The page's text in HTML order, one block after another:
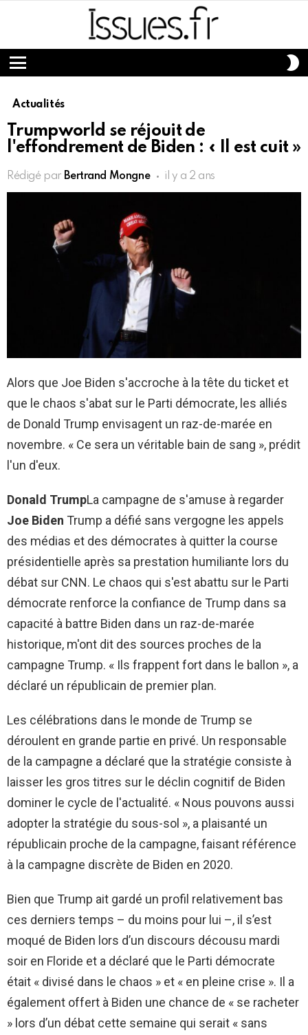
Menu
Actualités
Trumpworld se réjouit de
l'effondrement de Biden : « Il est cuit »
Rédigé par Bertrand Mongne il y a 2 ans
Alors que Joe Biden s'accroche à la tête du ticket et
que le chaos s'abat sur le Parti démocrate, les alliés
de Donald Trump envisagent un raz-de-marée en
novembre. « Ce sera un véritable bain de sang », prédit
l'un d'eux.
Donald TrumpLa campagne de s'amuse à regarder
Joe Biden Trump a défié sans vergogne les appels
des médias et des démocrates à quitter la course
présidentielle après sa prestation humiliante lors du
débat sur CNN. Le chaos qui s'est abattu sur le Parti
démocrate renforce la confiance de Trump dans sa
capacité à battre Biden dans un raz-de-marée
historique, m'ont dit des sources proches de la
campagne Trump. « Ils frappent fort dans le ballon », a
déclaré un républicain de premier plan.
Les célébrations dans le monde de Trump se
déroulent en grande partie en privé. Un responsable
de la campagne a déclaré que la stratégie consiste à
laisser les gros titres sur le déclin cognitif de Biden
dominer le cycle de l'actualité. « Nous pouvons aussi
adopter la stratégie du sous-sol », a plaisanté un
républicain proche de la campagne, faisant référence
à la campagne discrète de Biden en 2020.
Bien que Trump ait gardé un profil relativement bas
ces derniers temps – du moins pour lui –, il s’est
moqué de Biden lors d’un discours décousu mardi
soir en Floride et a déclaré que le Parti démocrate
était « divisé dans le chaos » et « en pleine crise ». Il a
également offert à Biden une chance de « se racheter
» lors d’un débat cette semaine qui serait « sans